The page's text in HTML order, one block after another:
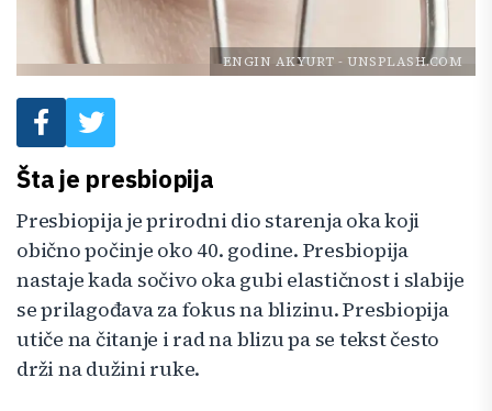
ENGIN AKYURT - UNSPLASH.COM
Šta je presbiopija
Presbiopija je prirodni dio starenja oka koji
obično počinje oko 40. godine. Presbiopija
nastaje kada sočivo oka gubi elastičnost i slabije
se prilagođava za fokus na blizinu. Presbiopija
utiče na čitanje i rad na blizu pa se tekst često
drži na dužini ruke.